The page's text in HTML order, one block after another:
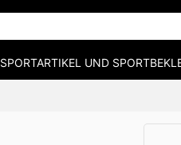
SPORTARTIKEL UND